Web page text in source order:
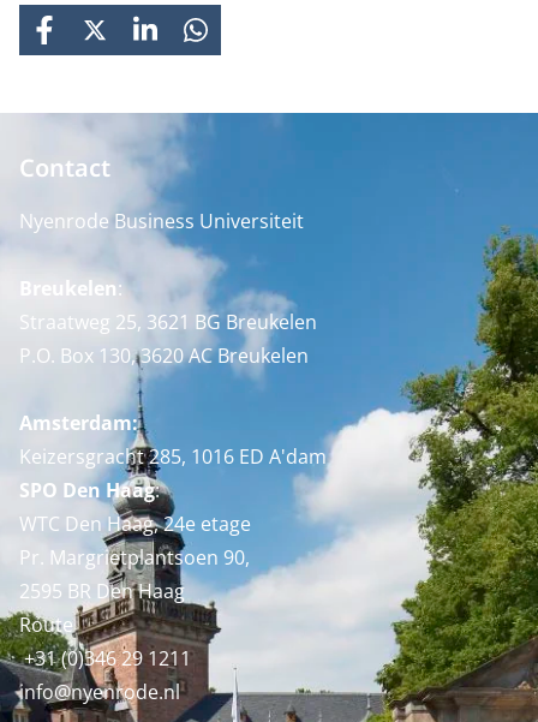
FACEBOOK
X LINKEDINWHATSAPP
Contact
Nyenrode Business Universiteit
Breukelen:
Straatweg 25, 3621 BG Breukelen
P.O. Box 130, 3620 AC Breukelen
Amsterdam:
Keizersgracht 285, 1016 ED A'dam
SPO Den Haag:
WTC Den Haag, 24e etage
Pr. Margrietplantsoen 90,
2595 BR Den Haag
Route
+31 (0)346 29 1211
info@nyenrode.nl